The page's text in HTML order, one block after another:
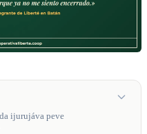
ijurujáva peve